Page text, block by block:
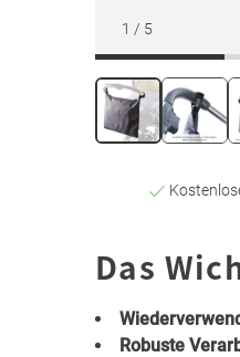
1 / 5
Das
Robuste